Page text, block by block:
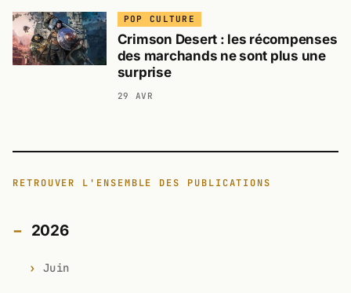
POP CULTURE
Crimson Desert : les récompenses
des marchands ne sont plus une
surprise
29 AVR
RETROUVER L'ENSEMBLE DES PUBLICATIONS
2026
Juin